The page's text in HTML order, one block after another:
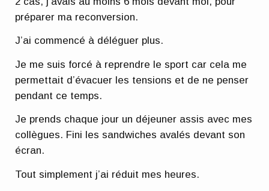
préparer ma reconversion.
J’ai commencé à déléguer plus.
Je me suis forcé à reprendre le sport car cela me
permettait d’évacuer les tensions et de ne penser
pendant ce temps.
Je prends chaque jour un déjeuner assis avec mes
collègues. Fini les sandwiches avalés devant son
écran.
Tout simplement j’ai réduit mes heures.